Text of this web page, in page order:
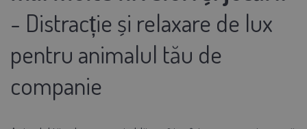
- Distracție și relaxare de lux
pentru animalul tău de
companie